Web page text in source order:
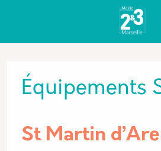
Type de Lieux
Équipements
St Martin
Panneau de gestion des cookies